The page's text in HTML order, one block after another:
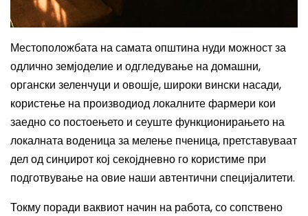
Местоположбата на самата општина нуди можност за
одлично земјоделие и одгледување на домашни,
органски зеленчуци и овошје, широки вински насади,
користење на производиод локалните фармери кои
заедно со постоењето и сеуште функционирањето на
локалната воденица за мелење пченица, претставуваат
дел од синџирот кој секојдневно го користиме при
подготвување на овие наши автентични специјалитети.
Токму поради ваквиот начин на работа, со сопствено